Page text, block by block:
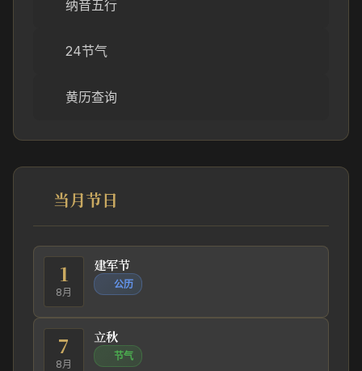
纳音五行
24节气
黄历查询
当月节日
1
8月
建军节
公历
7
8月
立秋
节气